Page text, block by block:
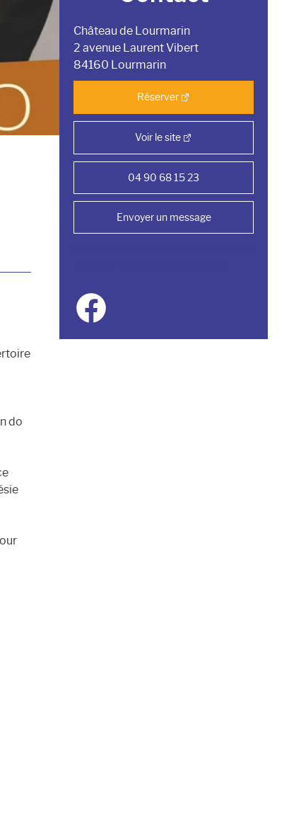
do
Château de Lourmarin
2 avenue Laurent Vibert
84160 Lourmarin
Réserver
Voir le site
04 90 68 15 23
Envoyer un message